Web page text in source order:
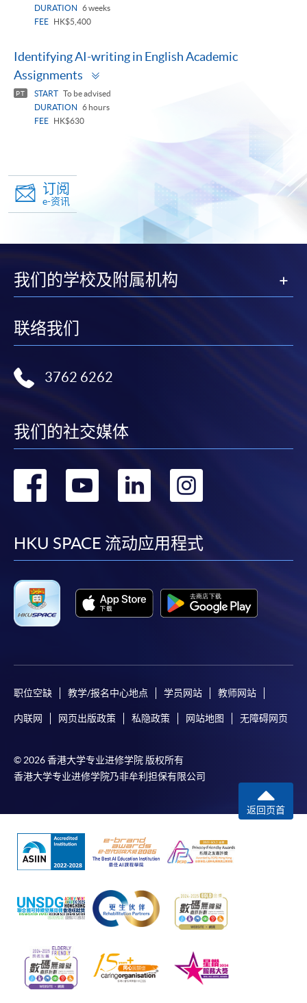
DURATION
6 weeks
FEE
HK$5,400
Identifying AI-writing in English Academic
Assignments
PT START To be advised
DURATION
6 hours
FEE
HK$630
订阅
e-资讯
我们的学校及附属机构
联络我们
3762 6262
我们的社交媒体
转
facebook
转
youtube
转
linkedin
HKU SPACE 流动应用程式
职位空缺 教学/报名中心地点 学员网站 教师网站
内联网 网页出版政策 私隐政策 网站地图 无障碍网页
© 2026 香港大学专业进修学院 版权所有
香港大学专业进修学院乃非牟利担保有限公司
返回页首